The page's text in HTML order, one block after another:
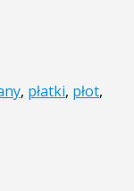
, płatki, płot,